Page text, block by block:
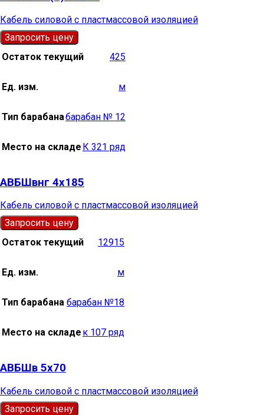
Кабель силовой с пластмассовой изоляцией
Запросить цену
Остаток текущий
425
Ед. изм. м
Тип барабанабарабан № 12
Место на складе К 321 ряд
АВБШвнг 4х185
Кабель силовой с пластмассовой изоляцией
Запросить цену
Остаток текущий
12915
Ед. изм. м
Тип барабана барабан №18
Место на складе к 107 ряд
АВБШв 5х70
Кабель силовой с пластмассовой изоляцией
Запросить цену